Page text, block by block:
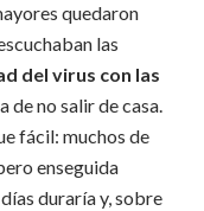
quedaron
las
del virus con las
de no salir de casa.
fácil: muchos de
enseguida
duraría y, sobre